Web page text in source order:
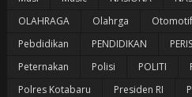
OLAHRAGA
Olahrga Otomotif
Pebdidikan
PENDIDIKAN
Peternakan
Polisi POLITI
Polres Kotabaru
Presiden RI